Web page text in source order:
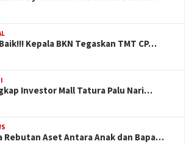
Kepala BKN Tegaskan TMT CP…
Investor Mall Tatura Palu Nari…
Rebutan Aset Antara Anak dan Bapa…